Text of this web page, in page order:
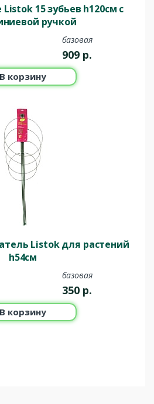
15 зубьев h120см с
ручкой
базовая
909 р.
В корзину
Listok для растений
h54см
базовая
350 р.
В корзину